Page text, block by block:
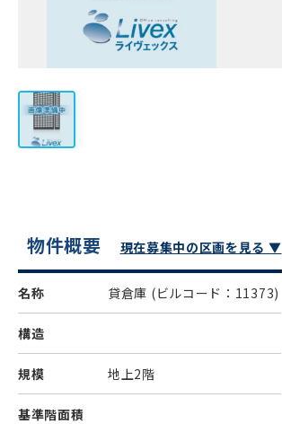
物件概要 現在募集中の区画を見る ▼
名称 貸倉庫 (ビルコード：11373)
構造
規模 地上2階
基準階面積